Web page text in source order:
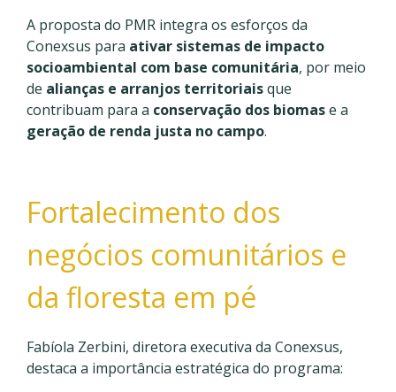
A proposta do PMR integra os esforços da
Conexsus para ativar sistemas de impacto
socioambiental com base comunitária, por meio
de alianças e arranjos territoriaisque
contribuam para a conservação dos biomase a
geração de renda justa no campo.
Fortalecimento dos
negócios comunitários e
da floresta em pé
Fabíola Zerbini, diretora executiva da Conexsus,
destaca a importância estratégica do programa: